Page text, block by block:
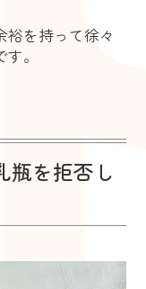
裕を持って徐々
。
瓶を拒否し